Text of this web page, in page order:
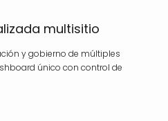
multisitio
y gobierno de múltiples
único con control de